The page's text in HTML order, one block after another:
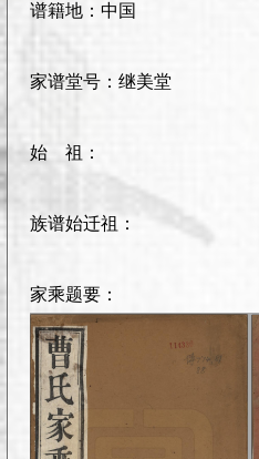
谱籍地：中国
家谱堂号：继美堂
始 祖：
族谱始迁祖：
家乘题要：